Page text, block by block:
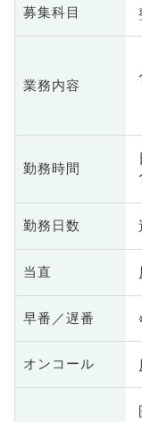
募集科目
業務内容
勤務時間
勤務日数
当直
早番／遅番
オンコール